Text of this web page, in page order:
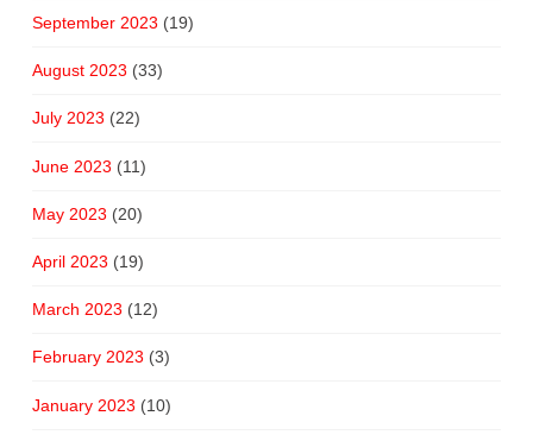
September 2023 (19)
August 2023 (33)
July 2023 (22)
June 2023 (11)
May 2023 (20)
April 2023 (19)
March 2023 (12)
February 2023 (3)
January 2023 (10)